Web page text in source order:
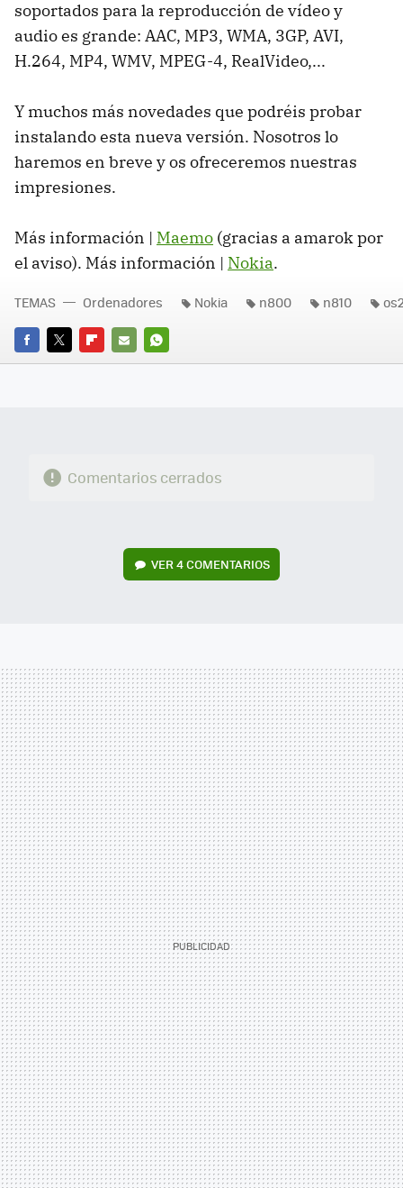
soportados para la reproducción de vídeo y
audio es grande: AAC, MP3, WMA, 3GP, AVI,
H.264, MP4, WMV, MPEG-4, RealVideo,...
Y muchos más novedades que podréis probar
instalando esta nueva versión. Nosotros lo
haremos en breve y os ofreceremos nuestras
impresiones.
Más información | Maemo (gracias a amarok por
el aviso). Más información | Nokia.
FACEBOOK
TWITTERFLIPBOARD
E-
WHATSAPP
TEMAS Ordenadores Nokia n800 n810
Comentarios cerrados
VER4 COMENTARIOS